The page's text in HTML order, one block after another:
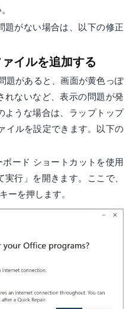
題がない場合は、以下の修正
イルを追加する
題があると、画面が黄色っぽ
れないなど、表示の問題が発
ような場合は、ラップトップ
イルを設定できます。以下の
ボード ショートカットを使用
行」を開きます。ここで、
ーを押します。